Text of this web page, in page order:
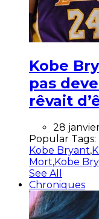
Kobe
pas
rêvait
28
Popular Tags:
Kobe Bryant,
Mort,Kobe
See All
Chroniques